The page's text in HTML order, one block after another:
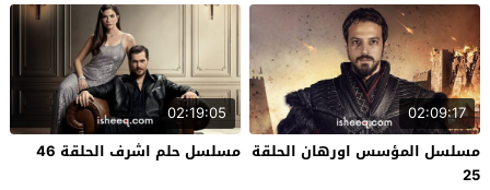
02:09:17
مسلسل المؤسس اورهان الحلقة
25
02:19:05
مسلسل حلم اشرف الحلقة 46